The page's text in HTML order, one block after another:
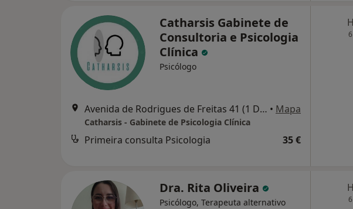
Catharsis Gabinete de
Consultoria e Psicologia
Clínica
Psicólogo
Avenida de Rodrigues de Freitas 41 (1 Direito), Porto • Mapa
Catharsis - Gabinete de Psicologia Clínica
Primeira consulta Psicologia 35 €
Dra. Rita Oliveira
Psicólogo, Terapeuta alternativo